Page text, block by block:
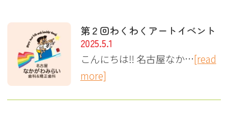
第２回わくわくアートイベント
2025.5.1
こんにちは‼︎ 名古屋なか…[read
more]